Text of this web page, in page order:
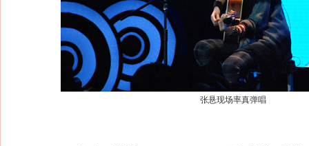
张悬现场率真弹唱